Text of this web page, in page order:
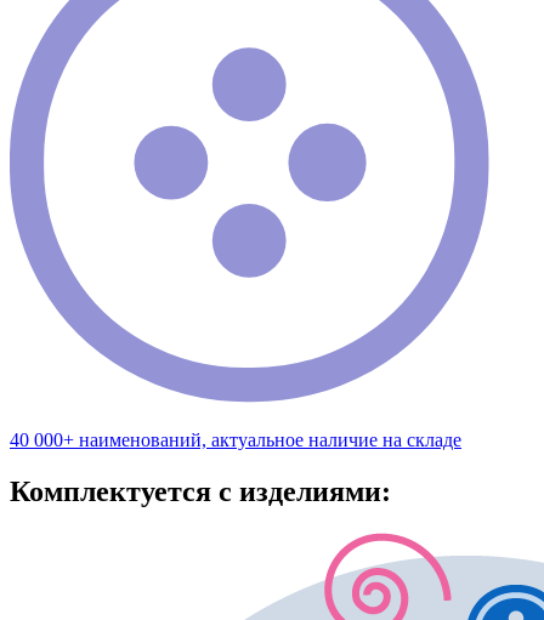
40 000+ наименований, актуальное наличие на складе
Комплектуется с изделиями: